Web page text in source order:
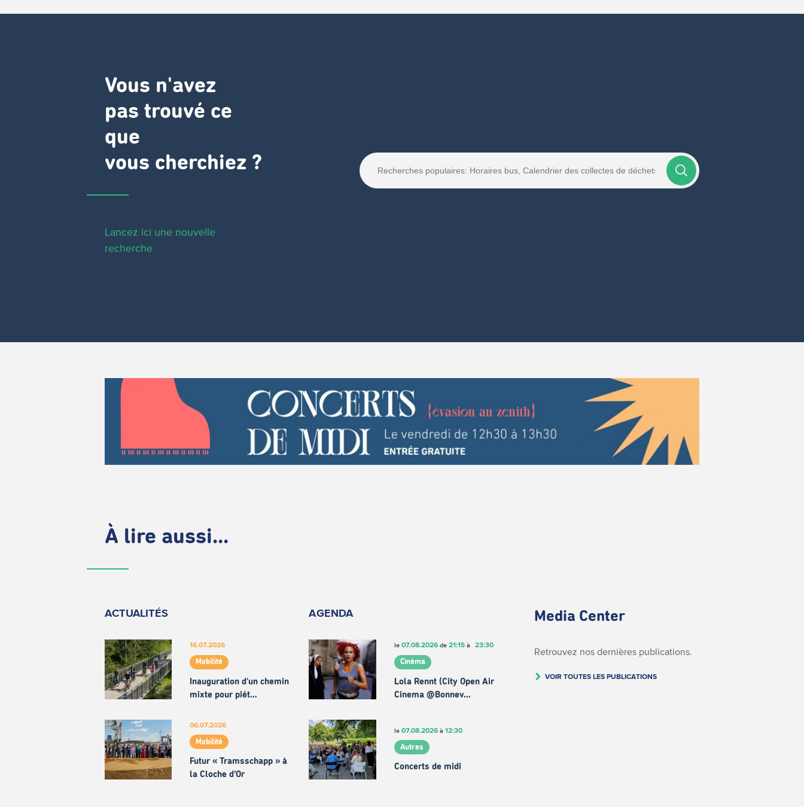
Vous n'avez
pas trouvé ce
que
vous cherchiez ?
Lancez ici une nouvelle
recherche
À lire aussi...
ACTUALITÉS
16.07.2026
Mobilité
Inauguration d'un chemin
mixte pour piét…
06.07.2026
Mobilité
Futur « Tramsschapp » à
la Cloche d’Or
AGENDA
le 07.08.2026de 21:15à 23:30
Cinéma
Lola Rennt (City Open Air
Cinema @Bonnev…
le 07.08.2026à 12:30
Autres
Concerts de midi
Media Center
Retrouvez nos dernières publications.
VOIR TOUTES LES PUBLICATIONS